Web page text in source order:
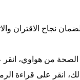
نجاح الاقتران
الصحة من هواوي،
انقر على قراءة